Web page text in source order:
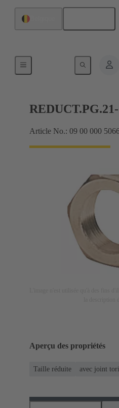
Presse-étoupes
Article No.: 09 00 000
Aperçu des propriétés
Taille réduite avec joint